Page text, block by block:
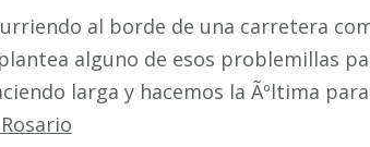
al borde de una carretera
alguno de esos problemillas
larga y hacemos la Ãºltima